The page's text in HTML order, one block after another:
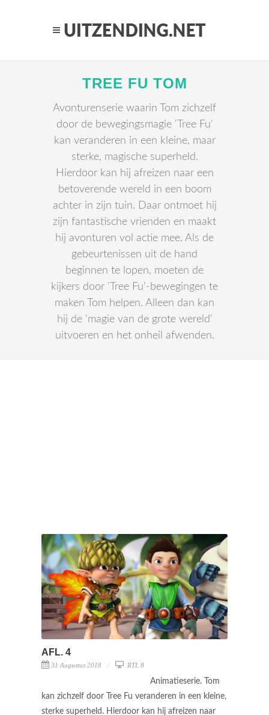
TREE FU TOM
Avonturenserie waarin Tom zichzelf
door de bewegingsmagie 'Tree Fu'
kan veranderen in een kleine, maar
sterke, magische superheld.
Hierdoor kan hij afreizen naar een
betoverende wereld in een boom
achter in zijn tuin. Daar ontmoet hij
zijn fantastische vrienden en maakt
hij avonturen vol actie mee. Als de
gebeurtenissen uit de hand
beginnen te lopen, moeten de
kijkers door 'Tree Fu'-bewegingen te
maken Tom helpen. Alleen dan kan
hij de 'magie van de grote wereld'
uitvoeren en het onheil afwenden.
AFL. 4
31 Augustus 2018 RTL 8
Animatieserie. Tom
kan zichzelf door Tree Fu veranderen in een kleine,
sterke superheld. Hierdoor kan hij afreizen naar